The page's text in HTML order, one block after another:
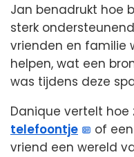
Jan benadrukt hoe
sterk
vrienden en familie
helpen, wat een
was tijdens deze
Danique vertelt
telefoontje
of
vriend een wereld